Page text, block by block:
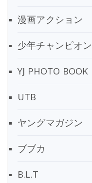
漫画アクション
少年チャンピオン
YJ PHOTO BOOK
UTB
ヤングマガジン
ブブカ
B.L.T